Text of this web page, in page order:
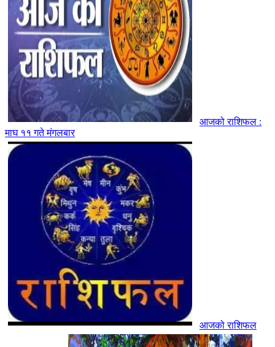
आजको राशिफल :
माघ ११ गते मंगलबार
आजको राशिफल